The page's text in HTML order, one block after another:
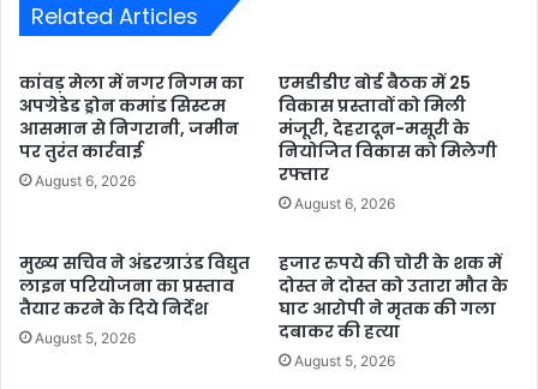
Related Articles
कांवड़ मेला में नगर निगम का
अपग्रेडेड ड्रोन कमांड सिस्टम
आसमान से निगरानी, जमीन
पर तुरंत कार्रवाई
August 6, 2026
एमडीडीए बोर्ड बैठक में 25
विकास प्रस्तावों को मिली
मंजूरी, देहरादून-मसूरी के
नियोजित विकास को मिलेगी
रफ्तार
August 6, 2026
मुख्य सचिव ने अंडरग्राउंड विद्युत
लाइन परियोजना का प्रस्ताव
तैयार करने के दिये निर्देश
August 5, 2026
हजार रुपये की चोरी के शक में
दोस्त ने दोस्त को उतारा मौत के
घाट आरोपी ने मृतक की गला
दबाकर की हत्या
August 5, 2026